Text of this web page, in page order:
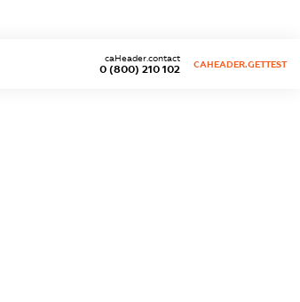
0 (800) 210 102
caHeader.contact
CAHEADER.GETTEST